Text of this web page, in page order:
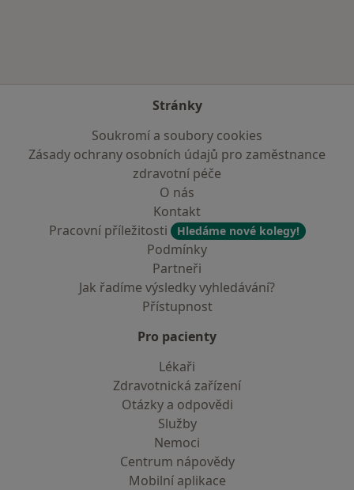
Stránky
Soukromí a soubory cookies
Zásady ochrany osobních údajů pro zaměstnance
zdravotní péče
O nás
Kontakt
Pracovní příležitosti
Hledáme nové kolegy!
Podmínky
Partneři
Jak řadíme výsledky vyhledávání?
Přístupnost
Pro pacienty
Lékaři
Zdravotnická zařízení
Otázky a odpovědi
Služby
Nemoci
Centrum nápovědy
Mobilní aplikace